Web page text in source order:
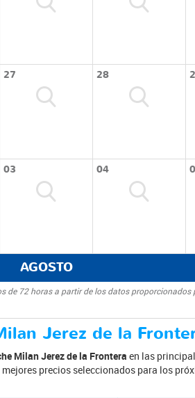
27 28
03 04
AGOSTO
de 72 horas a partir de los datos proporcionados
Jerez de la
Milan Jerez de la Frontera en las
precios seleccionados para los